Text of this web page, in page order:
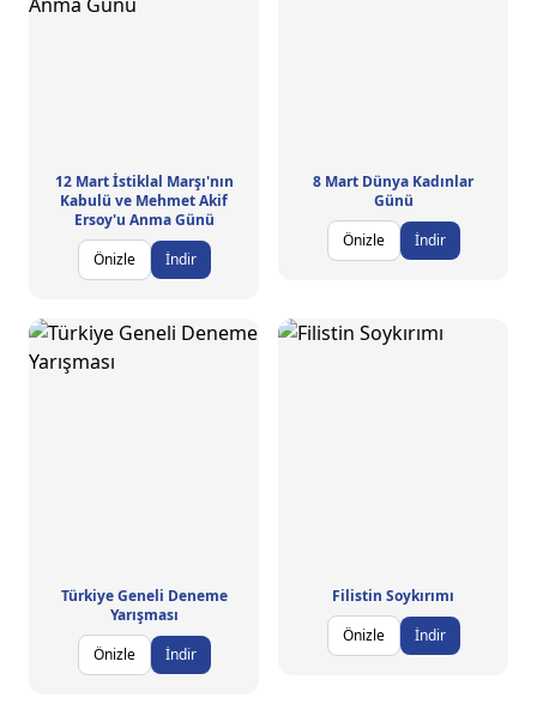
12 Mart İstiklal Marşı'nın
Kabulü ve Mehmet Akif
Ersoy'u Anma Günü
Önizle
İndir
8 Mart Dünya Kadınlar
Günü
Önizle
İndir
Türkiye Geneli Deneme
Yarışması
Önizle
İndir
Filistin Soykırımı
Önizle
İndir